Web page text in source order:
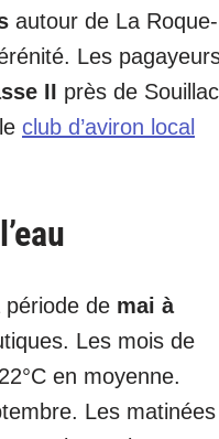
autour de La Roque-
Les
II près de
club d’aviron local
de mai à
Les mois de
en moyenne.
Les matinées